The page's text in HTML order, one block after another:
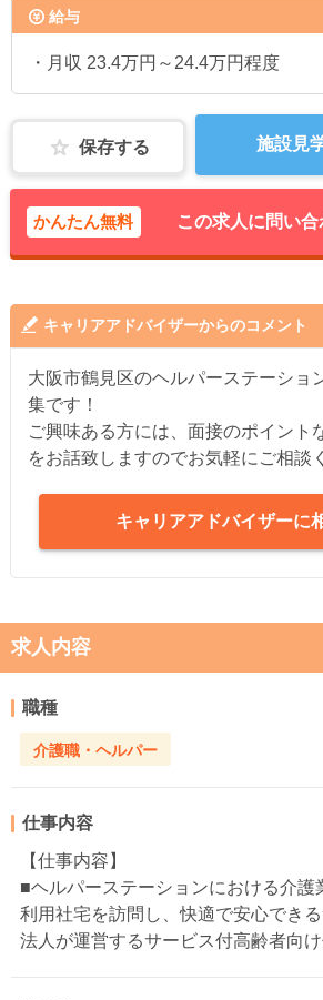
給与
・月収 23.4万円～24.4万円程度
保存する 施設見
かんたん無料 この求人に問い合
キャリアアドバイザーからのコメント
大阪市鶴見区のヘルパーステーショ
集です！
ご興味ある方には、面接のポイント
をお話致しますのでお気軽にご相談
キャリアアドバイザーに
求人内容
職種
介護職・ヘルパー
仕事内容
【仕事内容】
■ヘルパーステーションにおける介護
利用社宅を訪問し、快適で安心でき
法人が運営するサービス付高齢者向け